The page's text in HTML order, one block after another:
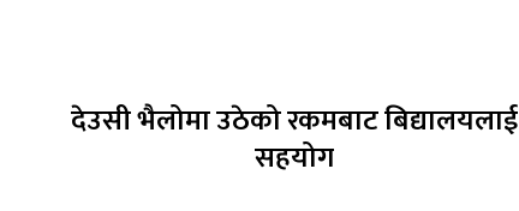
देउसी भैलोमा उठेको रकमबाट बिद्यालयलाई
सहयोग